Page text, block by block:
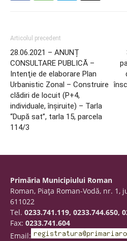
Articolul precedent
28.06.2021 – ANUNȚ
CONSULTARE PUBLICĂ –
Intenţie de elaborare Plan
Urbanistic Zonal – Construire
clădiri de locuit (P+4,
individuale, înșiruite) – Tarla
“După sat”, tarla 15, parcela
114/3
Primăria Municipiului Roman
Roman, Piaţa Roman-Vodă, nr. 1,
611022
Tel. 0233.741.119, 0233.744.650,
Fax: 0233.741.604
Email: